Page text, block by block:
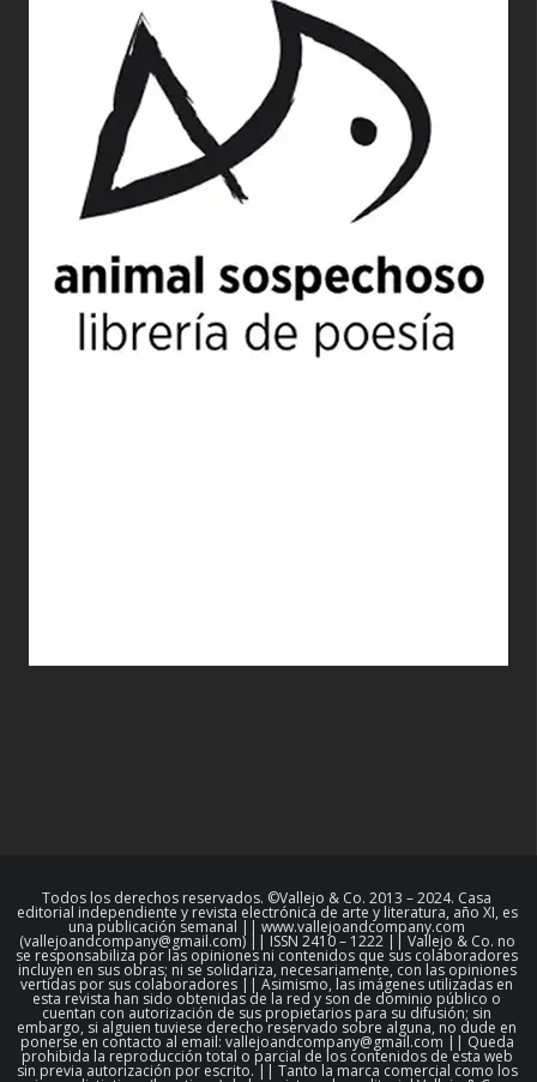
Todos los derechos reservados. ©Vallejo & Co. 2013 – 2024. Casa
editorial independiente y revista electrónica de arte y literatura, año XI, es
una publicación semanal || www.vallejoandcompany.com
(vallejoandcompany@gmail.com) || ISSN 2410 – 1222 || Vallejo & Co. no
se responsabiliza por las opiniones ni contenidos que sus colaboradores
incluyen en sus obras; ni se solidariza, necesariamente, con las opiniones
vertidas por sus colaboradores || Asimismo, las imágenes utilizadas en
esta revista han sido obtenidas de la red y son de dominio público o
cuentan con autorización de sus propietarios para su difusión; sin
embargo, si alguien tuviese derecho reservado sobre alguna, no dude en
ponerse en contacto al email: vallejoandcompany@gmail.com || Queda
prohibida la reproducción total o parcial de los contenidos de esta web
sin previa autorización por escrito. || Tanto la marca comercial como los